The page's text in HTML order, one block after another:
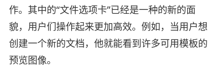
作。其中的“文件选项卡”已经是一种的新的面
貌，用户们操作起来更加高效。例如，当用户想
创建一个新的文档，他就能看到许多可用模板的
预览图像。